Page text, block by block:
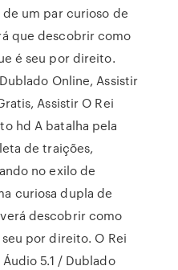
de um par curioso de
que descobrir como
é seu por direito.
Online, Assistir
Assistir O Rei
hd A batalha pela
de traições,
no exilo de
curiosa dupla de
descobrir como
por direito. O Rei
5.1 / Dublado